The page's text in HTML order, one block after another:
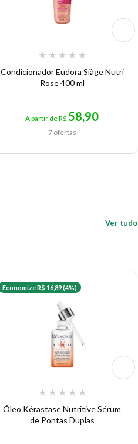
★ ★ ★ ★ ★
Condicionador Eudora Siàge Nutri
Rose 400 ml
A partir de R$ 58,90
7 ofertas
Ver tudo
Economize R$ 16,89 (4%)
★ ★ ★ ★ ★
Óleo Kérastase Nutritive Sérum
de Pontas Duplas